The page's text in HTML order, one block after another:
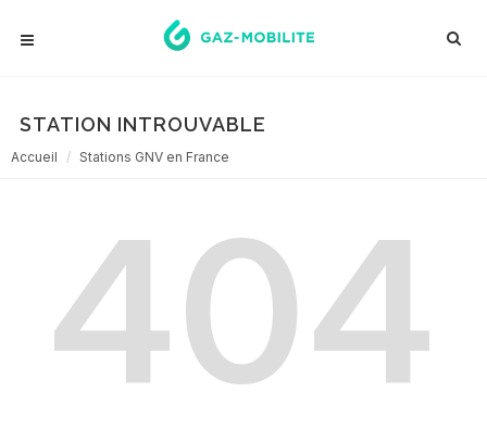
STATION INTROUVABLE
Accueil Stations GNV en France
404